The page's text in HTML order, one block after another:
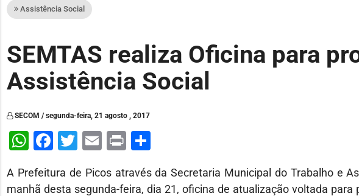
Assistência Social
SEMTAS realiza Oficina para
Assistência Social
SECOM / segunda-feira, 21 agosto , 2017
WhatsApp
Facebook
Twitter
Email
Print
A Prefeitura de Picos através da Secretaria Municipal do Trabalho e
manhã desta segunda-feira, dia 21, oficina de atualização voltada para